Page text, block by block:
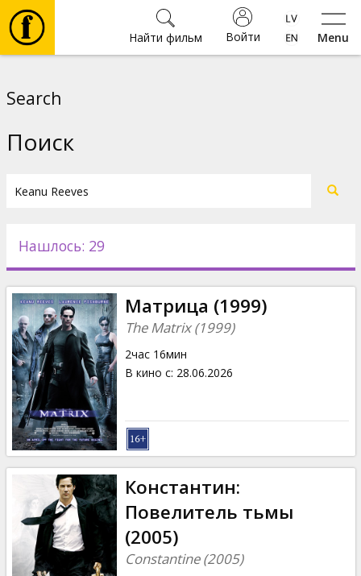
Menu
Войти
Найти фильм
Новости
Подарки
Кинозакуски
B2B
Клуб
Search
Поиск
Нашлось: 29
Матрица (1999)
The Matrix (1999)
2час 16мин
В кино с: 28.06.2026
Константин:
Повелитель тьмы
(2005)
Constantine (2005)